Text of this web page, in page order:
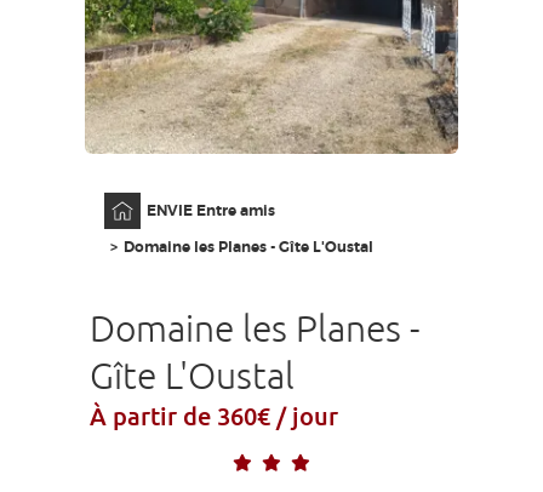
MA SÉLECTION
FR
ENVIE Entre amis
Domaine les Planes - Gîte L'Oustal
Domaine les Planes -
Gîte L'Oustal
À partir de 360€ / jour